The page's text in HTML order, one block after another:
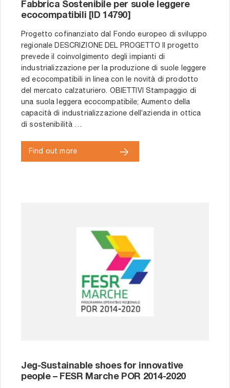
Fabbrica Sostenibile per suole leggere
ecocompatibili [ID 14790]
Progetto cofinanziato dal Fondo europeo di sviluppo
regionale DESCRIZIONE DEL PROGETTO Il progetto
prevede il coinvolgimento degli impianti di
industrializzazione per la produzione di suole leggere
ed ecocompatibili in linea con le novità di prodotto
del mercato calzaturiero. OBIETTIVI Stampaggio di
una suola leggera ecocompatibile; Aumento della
capacità di industrializzazione dell’azienda in ottica
di sostenibilità …
Find out more
Jeg-Sustainable shoes for innovative
people – FESR Marche POR 2014-2020